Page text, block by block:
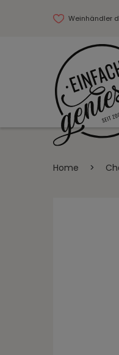
Weinhändler
Home >